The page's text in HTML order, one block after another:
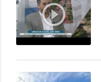
play_circle_outline